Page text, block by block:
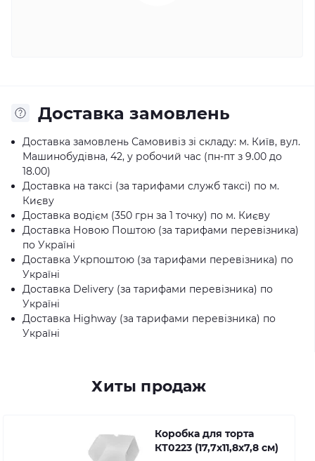
Доставка замовлень
Доставка замовлень Самовивіз зі складу: м. Київ, вул.
Машинобудівна, 42, у робочий час (пн-пт з 9.00 до
18.00)
Доставка на таксі (за тарифами служб таксі) по м.
Києву
Доставка водієм (350 грн за 1 точку) по м. Києву
Доставка Новою Поштою (за тарифами перевізника)
по Україні
Доставка Укрпоштою (за тарифами перевізника) по
Україні
Доставка Delivery (за тарифами перевізника) по
Україні
Доставка Highway (за тарифами перевізника) по
Україні
Хиты продаж
Коробка для торта
КТ0223 (17,7х11,8х7,8 см)